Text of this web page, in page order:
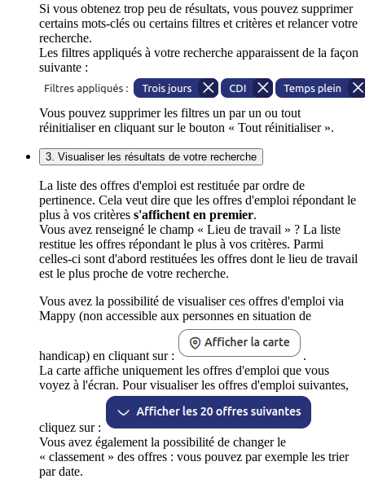
Si vous obtenez trop peu de résultats, vous pouvez supprimer
certains mots-clés ou certains filtres et critères et relancer votre
recherche.
Les filtres appliqués à votre recherche apparaissent de la façon
suivante :
Vous pouvez supprimer les filtres un par un ou tout
réinitialiser en cliquant sur le bouton « Tout réinitialiser ».
3. Visualiser les résultats de votre recherche
La liste des offres d'emploi est restituée par ordre de
pertinence. Cela veut dire que les offres d'emploi répondant le
plus à vos critères s'affichent en premier.
Vous avez renseigné le champ « Lieu de travail » ? La liste
restitue les offres répondant le plus à vos critères. Parmi
celles-ci sont d'abord restituées les offres dont le lieu de travail
est le plus proche de votre recherche.
Vous avez la possibilité de visualiser ces offres d'emploi via
Mappy (non accessible aux personnes en situation de
handicap) en cliquant sur :
.
La carte affiche uniquement les offres d'emploi que vous
voyez à l'écran. Pour visualiser les offres d'emploi suivantes,
cliquez sur :
Vous avez également la possibilité de changer le
« classement » des offres : vous pouvez par exemple les trier
par date.